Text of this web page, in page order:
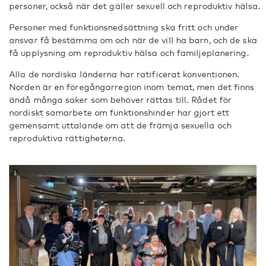
personer, också när det gäller sexuell och reproduktiv hälsa.
Personer med funktionsnedsättning ska fritt och under
ansvar få bestämma om och när de vill ha barn, och de ska
få upplysning om reproduktiv hälsa och familjeplanering.
Alla de nordiska länderna har ratificerat konventionen.
Norden är en föregångarregion inom temat, men det finns
ändå många saker som behöver rättas till. Rådet för
nordiskt samarbete om funktionshinder har gjort ett
gemensamt uttalande om att de främja sexuella och
reproduktiva rättigheterna.